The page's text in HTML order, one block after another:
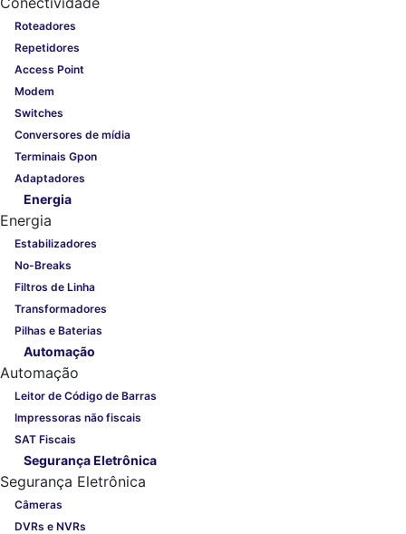
Roteadores
Repetidores
Access Point
Modem
Switches
Conversores de mídia
Terminais Gpon
Adaptadores
Energia
Energia
Estabilizadores
No-Breaks
Filtros de Linha
Transformadores
Pilhas e Baterias
Automação
Automação
Leitor de Código de Barras
Impressoras não fiscais
SAT Fiscais
Segurança Eletrônica
Segurança Eletrônica
Câmeras
DVRs e NVRs